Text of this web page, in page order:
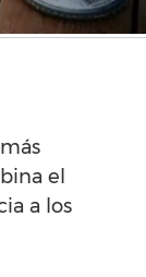
el
a los